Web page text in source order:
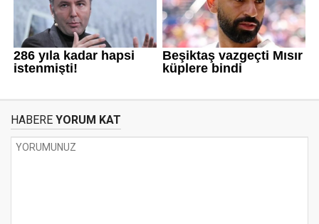
HABERE YORUM KAT